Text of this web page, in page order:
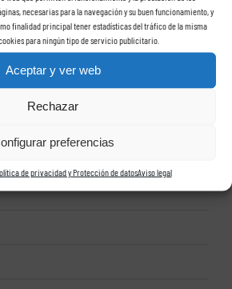
necesarias para la navegación y su buen funcionamiento, y
finalidad principal tener estadísticas del tráfico de la misma
para ningún tipo de servicio publicitario.
Aceptar y ver web
Rechazar
preferencias
de privacidad y Protección de datosAviso legal